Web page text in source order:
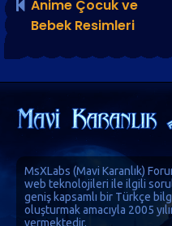
Anime Çocuk ve
Bebek Resimleri
MsXLabs (Mavi Karanlık)
web teknolojileri ile ilgili
geniş kapsamlı bir Türkçe
oluşturmak amacıyla 2005
vermektedir.